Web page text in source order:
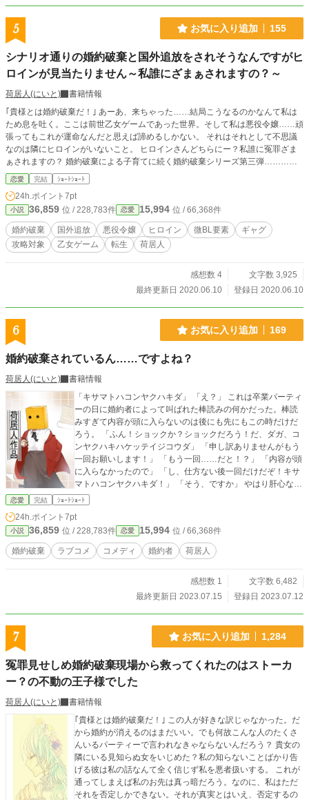
5 お気に入り追加 155
シナリオ通りの婚約破棄と国外追放をされそうなんですがヒ
ロインが見当たりません～私誰にざまぁされますの？～
荷居人(にいと)
書籍情報
｢貴様とは婚約破棄だ！｣ あーあ、来ちゃった……結局こうなるのかなんて私は
ため息を吐く。ここは前世乙女ゲームであった世界。そして私は悪役令嬢……頑
張ってもこれが運命なんだと思えば諦めるしかない。 それはそれとして不思議
なのは隣にヒロインがいないこと。 ヒロインさんどちらにー？私誰に冤罪ざま
ぁされますの？ 婚約破棄による子育てに続く婚約破棄シリーズ第三弾………荷
居人タグが婚約破棄シリーズについております。
恋愛 完結 ｼｮｰﾄｼｮｰﾄ
24h.ポイント 7pt
小説 36,859 位 / 228,783件 恋愛 15,994 位 / 66,368件
婚約破棄 国外追放 悪役令嬢 ヒロイン 微BL要素
ギャグ
攻略対象
乙女ゲーム 転生 荷居人
感想数 4
文字数 3,925
最終更新日 2020.06.10
登録日 2020.06.10
6 お気に入り追加 169
婚約破棄されているん……ですよね？
荷居人(にいと)
書籍情報
「キサマトハコンヤクハキダ」 「え？」 これは卒業パーティ
ーの日に婚約者によって叫ばれた棒読みの何かだった。棒読
みすぎて内容が頭に入らないのは後にも先にもこの時だけだ
ろう。 「ふん！ショックか？ショックだろう！だ、ダガ、コ
ンヤクハキハケッテイジコウダ」 「申し訳ありませんがもう
一回お願いします！」 「もう一回……だと！？」 「内容が頭
に入らなかったので」 「し、仕方ない後一回だけだぞ！キサ
マトハコンヤクハキダ！」 「そう、ですか」 やはり肝心なと
こだけ何度聞いても棒読み。大変なことのはずなのに棒読み
作品です。機種変もして最近全く書いてないので練習作品で
もあります。 ふっと笑えるような作品を今回目指します。
恋愛 完結 ｼｮｰﾄｼｮｰﾄ
24h.ポイント 7pt
小説 36,859 位 / 228,783件 恋愛 15,994 位 / 66,368件
婚約破棄 ラブコメ コメディ 婚約者 荷居人
感想数 1
文字数 6,482
最終更新日 2023.07.15
登録日 2023.07.12
7 お気に入り追加 1,284
冤罪見せしめ婚約破棄現場から救ってくれたのはストーカ
ー？の不動の王子様でした
荷居人(にいと)
書籍情報
｢貴様とは婚約破棄だ！｣ この人が好きな訳じゃなかった。だ
から婚約が消えるのはまだいい。でも何故こんな人のたくさ
んいるパーティーで言われなきゃならないんだろう？ 貴女の
隣にいる見知らぬ女をいじめた？私の知らないことばかり告
げる彼は私の話なんて全く信じず私を悪者扱いする。 これが
通ってしまえば私のお先は真っ暗だろう。なのに、私はただ
それを否定しかできない。それが真実とはいえ、否定するの